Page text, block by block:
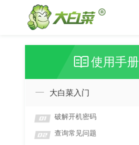
使用手册
大白菜入门
01 破解开机密码
02 查询常见问题